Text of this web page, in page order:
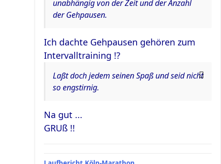
unabhängig von der Zeit und der Anzahl
der Gehpausen.
Ich dachte Gehpausen gehören zum
Intervalltraining !?
Laßt doch jedem seinen Spaß und seid nicht
so engstirnig.
Na gut ...
GRUß !!